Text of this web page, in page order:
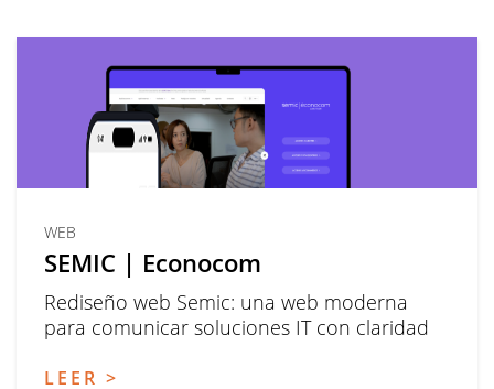
WEB
SEMIC | Econocom
Rediseño web Semic: una web moderna
para comunicar soluciones IT con claridad
LEER >